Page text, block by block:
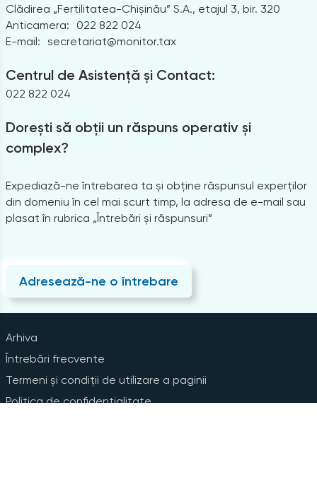
Clădirea „Fertilitatea-Chișinău” S.A., etajul 3, bir. 320
Anticamera:
022 822 024
E-mail: secretariat@monitor.tax
Centrul de Asistență și Contact:
022 822 024
Dorești să obții un răspuns operativ și
complex?
Expediază-ne întrebarea ta și obține răspunsul experților
din domeniu în cel mai scurt timp, la adresa de e-mail sau
plasat în rubrica „Întrebări și răspunsuri”
Adresează-ne o întrebare
Arhiva
Întrebări frecvente
Termeni și condiții de utilizare a paginii
Politica de confidențialitate